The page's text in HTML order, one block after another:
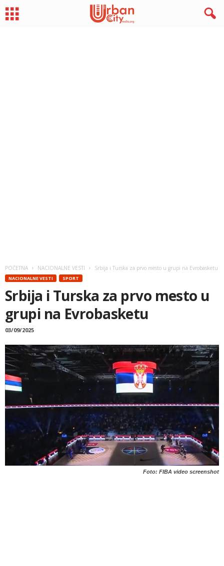
POČETNA NACIONALNE VESTI Srbija i Turska za prvo mesto u grupi na Evrobasketu
NACIONALNE VESTI SPORT
Srbija i Turska za prvo mesto u
grupi na Evrobasketu
03/09/2025
Foto: FIBA video screenshot